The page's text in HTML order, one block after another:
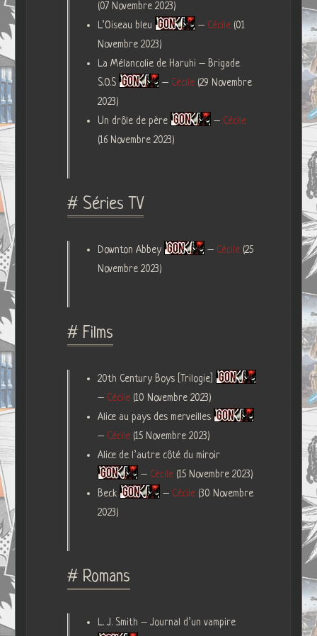
(07 Novembre 2023)
L’Oiseau bleu
– Cécile(01
Novembre 2023)
La Mélancolie de Haruhi – Brigade
S.O.S
– Cécile(29 Novembre
2023)
Un drôle de père
– Cécile
(16 Novembre 2023)
# Séries TV
Downton Abbey – Cécile(25
Novembre 2023)
# Films
20th Century Boys [Trilogie]
– Cécile(10 Novembre 2023)
Alice au pays des merveilles
– Cécile(15 Novembre 2023)
Alice de l’autre côté du miroir
– Cécile(15 Novembre 2023)
Beck
– Cécile(30 Novembre
2023)
# Romans
L. J. Smith – Journal d’un vampire